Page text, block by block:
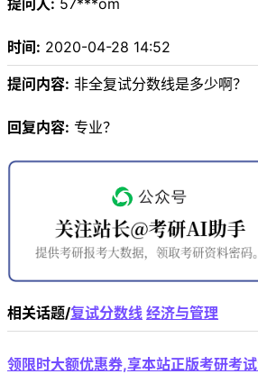
提问人: 57***om
时间: 2020-04-28 14:52
提问内容: 非全复试分数线是多少啊？
回复内容: 专业？
相关话题/复试分数线 经济与管理
领限时大额优惠券,享本站正版考研考